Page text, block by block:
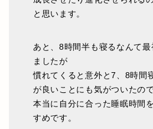
と思います。
あと、8時間半も寝るなんて
ましたが
慣れてくると意外と7、8時間
が良いことにも気がついたの
本当に自分に合った睡眠時間
すめです。